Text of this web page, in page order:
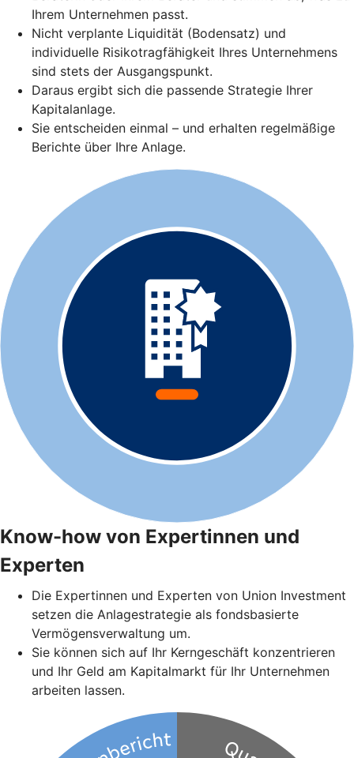
Ihrem Unternehmen passt.
Nicht verplante Liquidität (Bodensatz) und
individuelle Risikotragfähigkeit Ihres Unternehmens
sind stets der Ausgangspunkt.
Daraus ergibt sich die passende Strategie Ihrer
Kapitalanlage.
Sie entscheiden einmal – und erhalten regelmäßige
Berichte über Ihre Anlage.
Know-how von Expertinnen und
Experten
Die Expertinnen und Experten von Union Investment
setzen die Anlagestrategie als fondsbasierte
Vermögensverwaltung um.
Sie können sich auf Ihr Kerngeschäft konzentrieren
und Ihr Geld am Kapitalmarkt für Ihr Unternehmen
arbeiten lassen.